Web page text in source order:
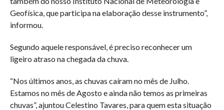
Geofísica, que participa na elaboração desse instrumento”,
informou.
Segundo aquele responsável, é preciso reconhecer um
ligeiro atraso na chegada da chuva.
“Nos últimos anos, as chuvas caíram no mês de Julho.
Estamos no mês de Agosto e ainda não temos as primeiras
chuvas”, ajuntou Celestino Tavares, para quem esta situação